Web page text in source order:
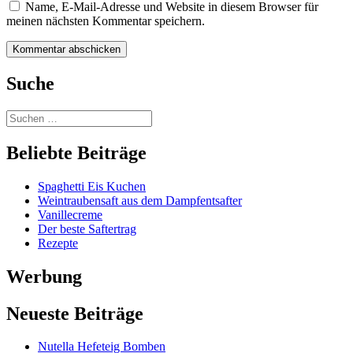
Name, E-Mail-Adresse und Website in diesem Browser für
meinen nächsten Kommentar speichern.
Suche
Beliebte Beiträge
Spaghetti Eis Kuchen
Weintraubensaft aus dem Dampfentsafter
Vanillecreme
Der beste Saftertrag
Rezepte
Werbung
Neueste Beiträge
Nutella Hefeteig Bomben